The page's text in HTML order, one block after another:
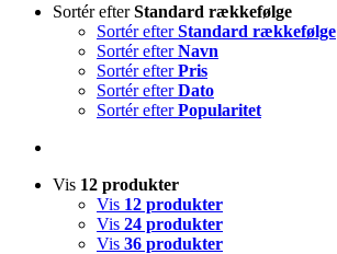
Sortér efterStandard rækkefølge
Sortér efterStandard rækkefølge
Sortér efterNavn
Sortér efterPris
Sortér efterDato
Sortér efterPopularitet
Vis 12 produkter
Vis 12 produkter
Vis 24 produkter
Vis 36 produkter